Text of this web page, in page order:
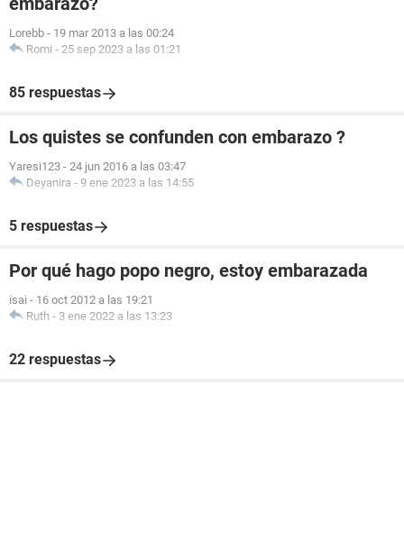
Lorebb - 19 mar 2013 a las 00:24
Romi - 25 sep 2023 a las 01:21
85 respuestas
Los quistes se confunden con embarazo ?
Yaresi123 - 24 jun 2016 a las 03:47
Deyanira - 9 ene 2023 a las 14:55
5 respuestas
Por qué hago popo negro, estoy embarazada
isai - 16 oct 2012 a las 19:21
Ruth - 3 ene 2022 a las 13:23
22 respuestas